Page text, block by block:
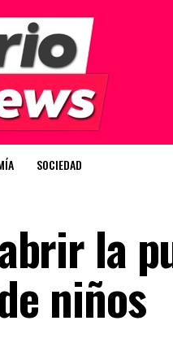
SOCIEDAD
la
niños